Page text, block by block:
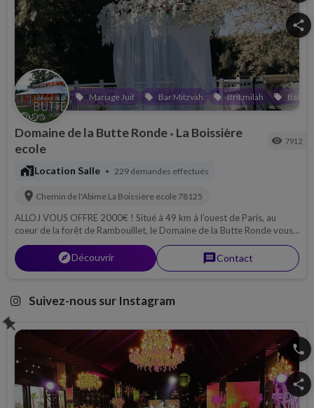
local_offer Mariage Juif local_offer Bar Mitzvah local_offer Brit milah local_offer Bat
share
Domaine de la Butte Ronde • La Boissière
ecole
visibility 7912
maps_home_work Location Salle • 229 demandes effectués
location_on Chemin de l'Abime La Boissière ecole 78125
ALLOJ VOUS OFFRE 2000€ ! Situé à 49 km à l’ouest de Paris, au
coeur de la forêt de Rambouillet, le Domaine de la Butte Ronde vous
accueille dans un cadre idyllique pour que votre événement devienne
un souvenir inoubliable !
explorerDécouvrir messageContact
Suivez-nous sur Instagram
phone
share